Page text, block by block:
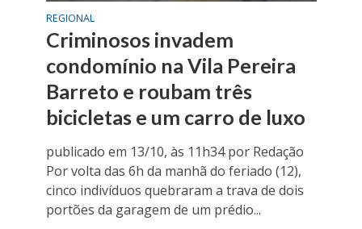
REGIONAL
Criminosos invadem
condomínio na Vila Pereira
Barreto e roubam três
bicicletas e um carro de luxo
publicado em 13/10, às 11h34 por Redação
Por volta das 6h da manhã do feriado (12),
cinco indivíduos quebraram a trava de dois
portões da garagem de um prédio...